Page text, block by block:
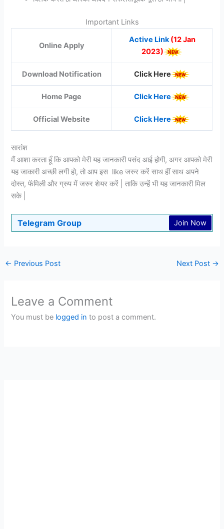
Important Links
Online Apply
Active Link(12 Jan
2023)
Download Notification Click Here
Home Page Click Here
Official Website Click Here
सारांश
मैं आशा करता हूँ कि आपको मेरी यह जानकारी पसंद आई होगी, अगर आपको मेरी
यह जाकारी अच्छी लगी हो, तो आप इस like जरुर करें साथ हीं साथ अपने
दोस्त, फॅमिली और ग्रुप में जरुर शेयर करें | ताकि उन्हें भी यह जानकारी मिल
सके |
Telegram Group Join Now
← Previous Post Next Post →
Leave a Comment
You must be logged in to post a comment.